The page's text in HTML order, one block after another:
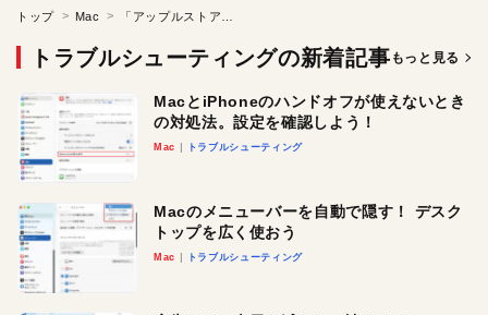
トップ Mac
トラブルシューティングの新着記事 もっと見る
MacとiPhoneのハンドオフが使えないとき
の対処法。設定を確認しよう！
Mac トラブルシューティング
Macのメニューバーを自動で隠す！ デスク
トップを広く使おう
Mac トラブルシューティング